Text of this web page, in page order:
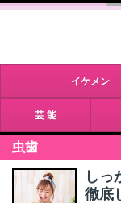
イケメン
芸 能
虫歯
し
徹底